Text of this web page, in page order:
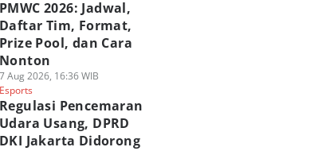
PMWC 2026: Jadwal,
Daftar Tim, Format,
Prize Pool, dan Cara
Nonton
7 Aug 2026, 16:36 WIB
Esports
Regulasi Pencemaran
Udara Usang, DPRD
DKI Jakarta Didorong